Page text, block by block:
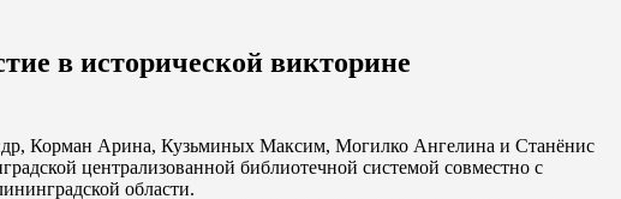
в исторической викторине
Корман Арина, Кузьминых Максим, Могилко Ангелина и Станёнис
централизованной библиотечной системой совместно с
области.